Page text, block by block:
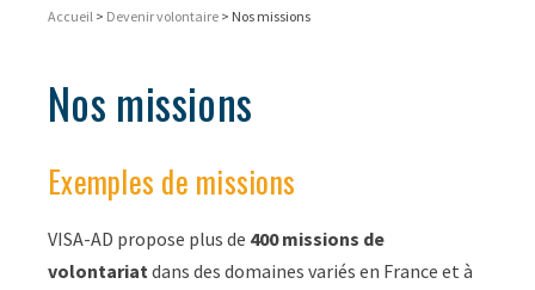
Accueil > Devenir volontaire > Nos missions
Nos missions
Exemples de missions
VISA-AD propose plus de 400 missions de
volontariatdans des domaines variés en France et à